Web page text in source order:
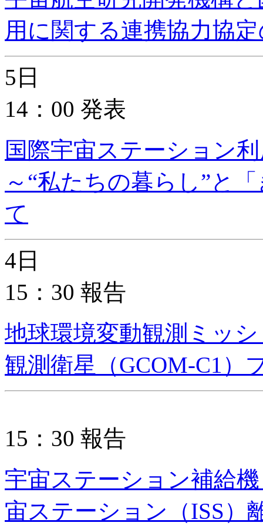
用に関する連携協力協
5日
14：00 発表
国際宇宙ステーション
～“私たちの暮らし”と
て
4日
15：30 報告
地球環境変動観測ミッ
観測衛星（GCOM-C1）
15：30 報告
宇宙ステーション補給
宙ステーション（ISS）